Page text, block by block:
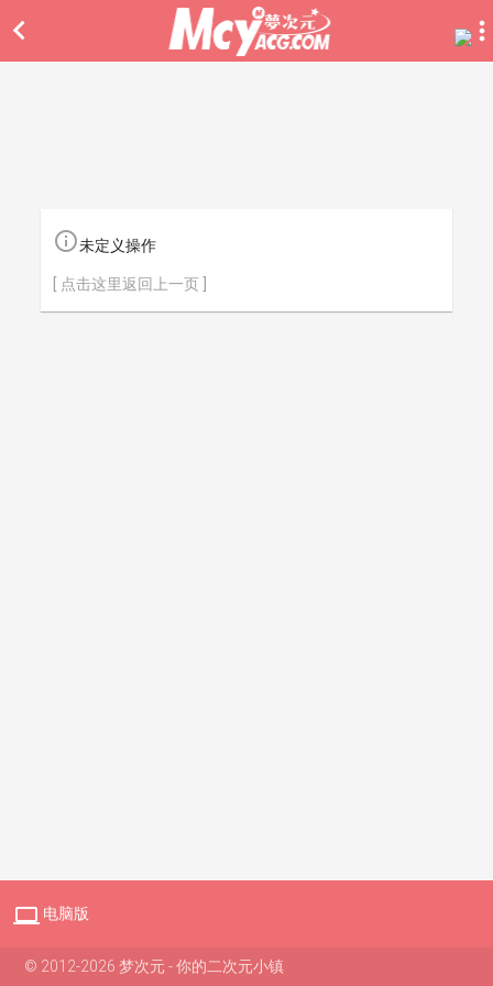

未定义操作
[ 点击这里返回上一页 ]
 电脑版
© 2012-2026 梦次元 - 你的二次元小镇